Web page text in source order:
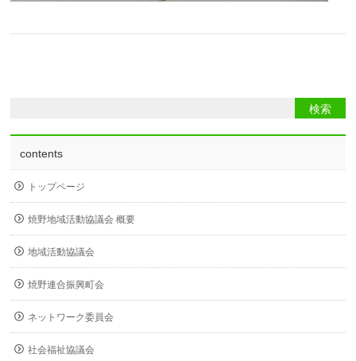
contents
トップページ
焼野地域活動協議会 概要
地域活動協議会
焼野連合振興町会
ネットワーク委員会
社会福祉協議会